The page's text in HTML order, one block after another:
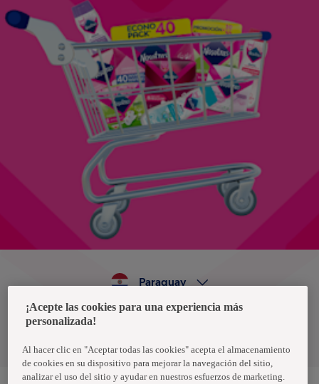
Política de privacidad de datos
Paraguay
¡Acepte las cookies para una experiencia más
personalizada!
Al hacer clic en "Aceptar todas las cookies" acepta el almacenamiento
de cookies en su dispositivo para mejorar la navegación del sitio,
analizar el uso del sitio y ayudar en nuestros esfuerzos de marketing.